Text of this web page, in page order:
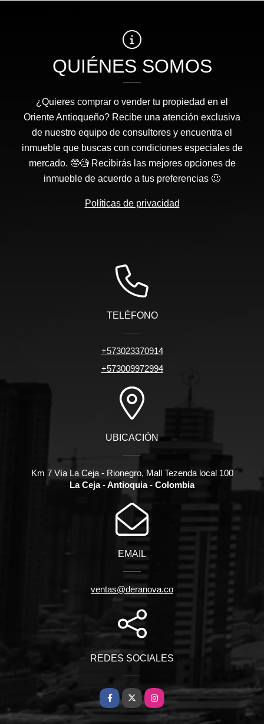
QUIÉNES SOMOS
¿Quieres comprar o vender tu propiedad en el
Oriente Antioqueño? Recibe una atención exclusiva
de nuestro equipo de consultores y encuentra el
inmueble que buscas con condiciones especiales de
mercado. 🤓🧐 Recibirás las mejores opciones de
inmueble de acuerdo a tus preferencias 🙂
Políticas de privacidad
TELÉFONO
+573023370914
+573009972994
UBICACIÓN
Km 7 Vía La Ceja - Rionegro, Mall Tezenda local 100
La Ceja - Antioquia - Colombia
EMAIL
ventas@deranova.co
REDES SOCIALES
Facebook
X Instagram